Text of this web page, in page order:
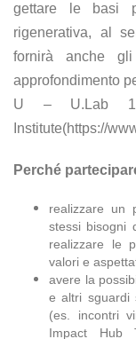
gettare le basi
rigenerativa, al
fornirà anche
approfondimento
U – U.Lab
Institute(https://
Perché
realizzare un
stessi bisogni
realizzare le
valori e
avere la
e altri sguardi
(es. incontri
Impact Hub